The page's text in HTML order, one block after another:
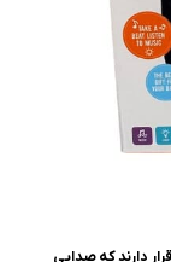
دارند که صدایی